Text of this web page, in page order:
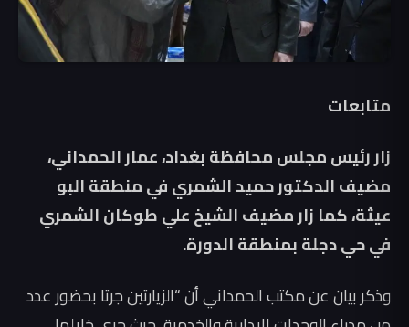
متابعات
زار رئيس مجلس محافظة بغداد، عمار الحمداني،
مضيف الدكتور حميد الشمري في منطقة البو
عيثة، كما زار مضيف الشيخ علي طوكان الشمري
في حي دجلة بمنطقة الدورة.
وذكر بيان عن مكتب الحمداني أن “الزيارتين جرتا بحضور عدد